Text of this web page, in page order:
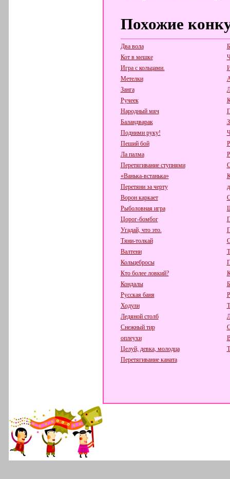
Похожие
Два вола
Кот в мешке
Игра с кольцами.
Метелки
Занга
Ручеек
Народный мяч
Баландварак
Подними руку!
Пеший бой
Ла палма
Перетягивание ступнями
«Ванька-встанька»
Перетяни за черту
Ворон каркает
Рыболовная игра
Цорог-бомбог
Угадай, что это.
Тяни-толкай
Валтени
Кольцебросы
Кто более ловкий?
Кондалы
Русская баня
Ходули
Ледяной столб
Снежный тир
оплеухи
Целуй, девка, молодца
Перетягивание каната